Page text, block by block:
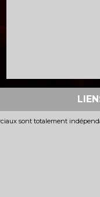
sont totalement